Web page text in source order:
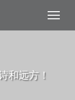
和远方！